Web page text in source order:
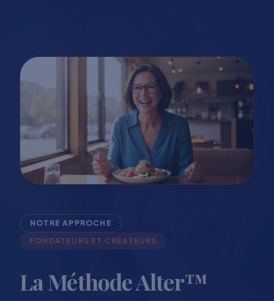
NOTRE APPROCHE
FONDATEURS ET CRÉATEURS
La Méthode Alter™